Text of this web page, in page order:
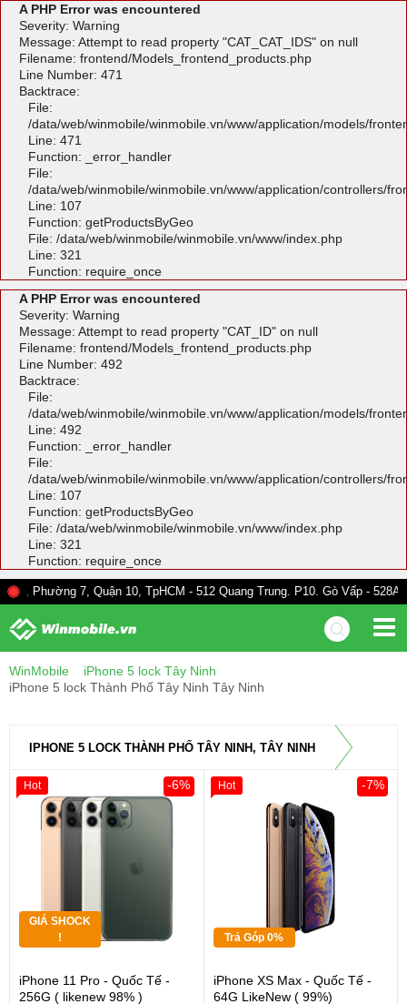
A PHP Error was encountered
Severity: Warning
Message: Attempt to read property "CAT_CAT_IDS" on null
Filename: frontend/Models_frontend_products.php
Line Number: 471
Backtrace:
File:
/data/web/winmobile/winmobile.vn/www/application/models/
Line: 471
Function: _error_handler
File:
/data/web/winmobile/winmobile.vn/www/application/controllers/
Line: 107
Function: getProductsByGeo
File: /data/web/winmobile/winmobile.vn/www/index.php
Line: 321
Function: require_once
A PHP Error was encountered
Severity: Warning
Message: Attempt to read property "CAT_ID" on null
Filename: frontend/Models_frontend_products.php
Line Number: 492
Backtrace:
File:
/data/web/winmobile/winmobile.vn/www/application/models/
Line: 492
Function: _error_handler
File:
/data/web/winmobile/winmobile.vn/www/application/controllers/
Line: 107
Function: getProductsByGeo
File: /data/web/winmobile/winmobile.vn/www/index.php
Line: 321
Function: require_once
7, Quận 10, TpHCM - 512 Quang Trung. P10. Gò Vấp - 528A Trường
WinMobile
iPhone 5 lock Tây Ninh
iPhone 5 lock Thành Phố Tây Ninh Tây Ninh
IPHONE 5 LOCK THÀNH PHỐ TÂY NINH, TÂY NINH
GIÁ SHOCK
!
iPhone 11 Pro - Quốc Tế -
256G ( likenew 98% )
-6%
Hot
Trả Góp 0%
iPhone XS Max - Quốc Tế -
64G LikeNew ( 99%)
-7%
Hot